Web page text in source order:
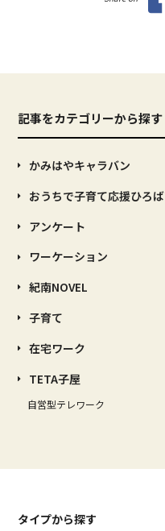
記事をカテゴリーから探す
かみはやキャラバン
おうちで子育て応援ひろば
アンケート
ワーケーション
紀南NOVEL
子育て
在宅ワーク
TETA子屋
自営型テレワーク
タイプから探す